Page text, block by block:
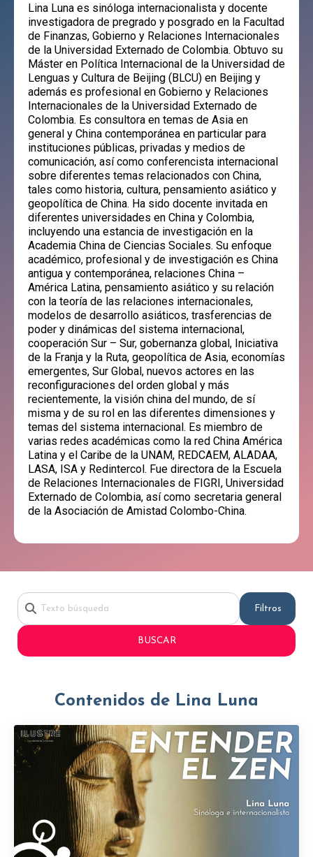
Lina Luna es sinóloga internacionalista y docente
investigadora de pregrado y posgrado en la Facultad
de Finanzas, Gobierno y Relaciones Internacionales
de la Universidad Externado de Colombia. Obtuvo su
Máster en Política Internacional de la Universidad de
Lenguas y Cultura de Beijing (BLCU) en Beijing y
además es profesional en Gobierno y Relaciones
Internacionales de la Universidad Externado de
Colombia. Es consultora en temas de Asia en
general y China contemporánea en particular para
instituciones públicas, privadas y medios de
comunicación, así como conferencista internacional
sobre diferentes temas relacionados con China,
tales como historia, cultura, pensamiento asiático y
geopolítica de China. Ha sido docente invitada en
diferentes universidades en China y Colombia,
incluyendo una estancia de investigación en la
Academia China de Ciencias Sociales. Su enfoque
académico, profesional y de investigación es China
antigua y contemporánea, relaciones China –
América Latina, pensamiento asiático y su relación
con la teoría de las relaciones internacionales,
modelos de desarrollo asiáticos, trasferencias de
poder y dinámicas del sistema internacional,
cooperación Sur – Sur, gobernanza global, Iniciativa
de la Franja y la Ruta, geopolítica de Asia, economías
emergentes, Sur Global, nuevos actores en las
reconfiguraciones del orden global y más
recientemente, la visión china del mundo, de sí
misma y de su rol en las diferentes dimensiones y
temas del sistema internacional. Es miembro de
varias redes académicas como la red China América
Latina y el Caribe de la UNAM, REDCAEM, ALADAA,
LASA, ISA y Redintercol. Fue directora de la Escuela
de Relaciones Internacionales de FIGRI, Universidad
Externado de Colombia, así como secretaria general
de la Asociación de Amistad Colombo-China.
Filtros
BUSCAR
Contenidos de Lina Luna